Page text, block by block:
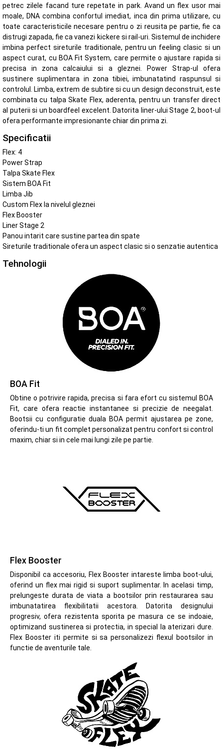
petrec zilele facand ture repetate in park. Avand un flex usor mai
moale, DNA combina confortul imediat, inca din prima utilizare, cu
toate caracteristicile necesare pentru o zi reusita pe partie, fie ca
distrugi zapada, fie ca vanezi kickere si rail-uri. Sistemul de inchidere
imbina perfect sireturile traditionale, pentru un feeling clasic si un
aspect curat, cu BOA Fit System, care permite o ajustare rapida si
precisa in zona calcaiului si a gleznei. Power Strap-ul ofera
sustinere suplimentara in zona tibiei, imbunatatind raspunsul si
controlul. Limba, extrem de subtire si cu un design deconstruit, este
combinata cu talpa Skate Flex, aderenta, pentru un transfer direct
al puterii si un boardfeel excelent. Datorita liner-ului Stage 2, boot-ul
ofera performante impresionante chiar din prima zi.
Specificatii
Flex: 4
Power Strap
Talpa Skate Flex
Sistem BOA Fit
Limba Jib
Custom Flex la nivelul gleznei
Flex Booster
Liner Stage 2
Panou intarit care sustine partea din spate
Sireturile traditionale ofera un aspect clasic si o senzatie autentica
Tehnologii
BOA Fit
Obtine o potrivire rapida, precisa si fara efort cu sistemul BOA
Fit, care ofera reactie instantanee si precizie de neegalat.
Bootsii cu configuratie duala BOA permit ajustarea pe zone,
oferindu-ti un fit complet personalizat pentru confort si control
maxim, chiar si in cele mai lungi zile pe partie.
Flex Booster
Disponibil ca accesoriu, Flex Booster intareste limba boot-ului,
oferind un flex mai rigid si suport suplimentar. In acelasi timp,
prelungeste durata de viata a bootsilor prin restaurarea sau
imbunatatirea flexibilitatii acestora. Datorita designului
progresiv, ofera rezistenta sporita pe masura ce se indoaie,
optimizand sustinerea si protectia, in special la aterizari dure.
Flex Booster iti permite si sa personalizezi flexul bootsilor in
functie de aventurile tale.